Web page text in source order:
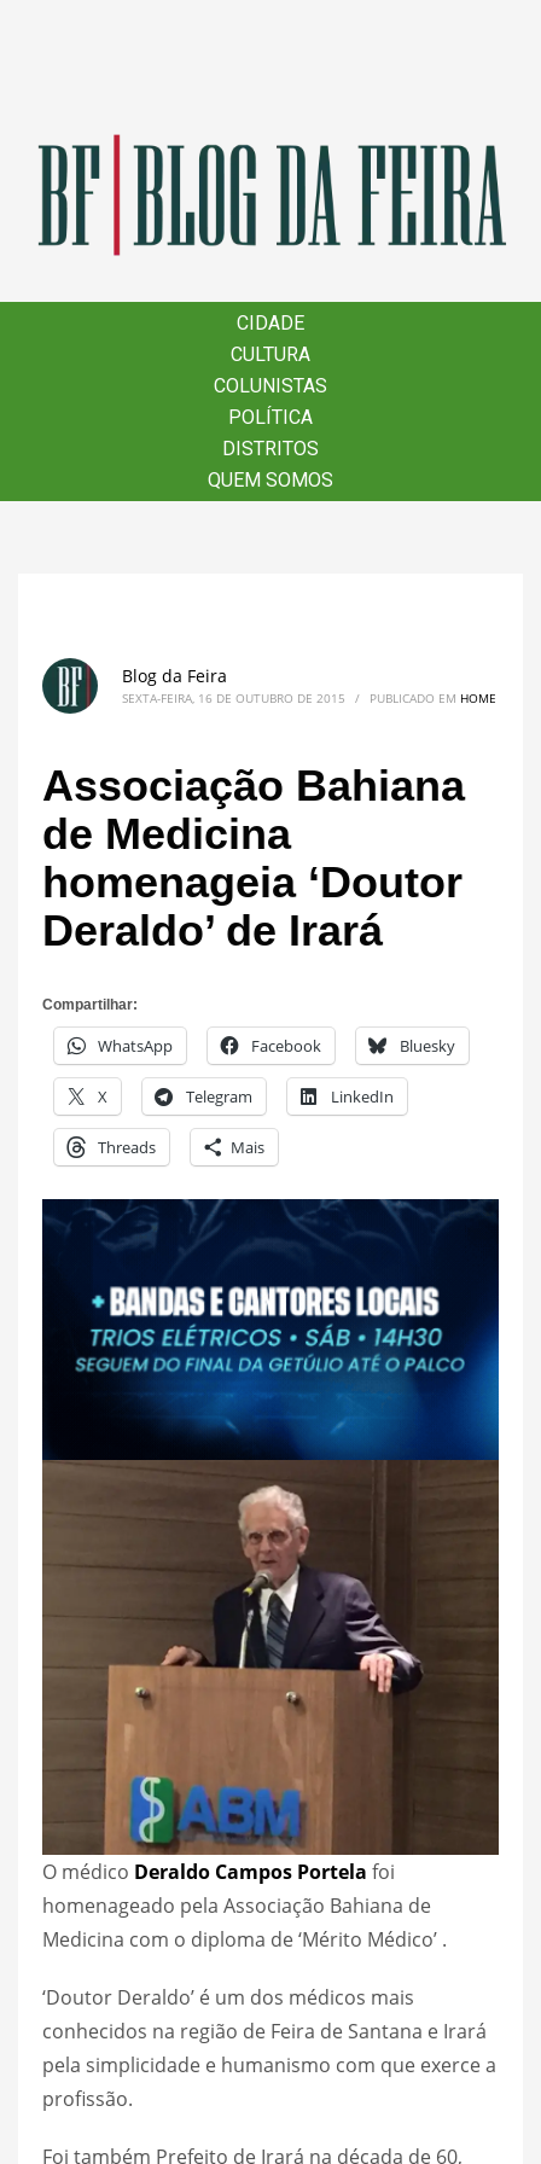
CIDADE
CULTURA
COLUNISTAS
POLÍTICA
DISTRITOS
QUEM SOMOS
CIDADE
CULTURA
COLUNISTAS
POLÍTICA
DISTRITOS
QUEM SOMOS
Blog da Feira
SEXTA-FEIRA, 16 DE OUTUBRO DE 2015 / PUBLICADO EM HOME
Associação Bahiana
de Medicina
homenageia ‘Doutor
Deraldo’ de Irará
Compartilhar:
WhatsApp Facebook Bluesky
X Telegram LinkedIn
Threads Mais
O médico Deraldo Campos Portela foi
homenageado pela Associação Bahiana de
Medicina com o diploma de ‘Mérito Médico’ .
‘Doutor Deraldo’ é um dos médicos mais
conhecidos na região de Feira de Santana e Irará
pela simplicidade e humanismo com que exerce a
profissão.
Foi também Prefeito de Irará na década de 60,